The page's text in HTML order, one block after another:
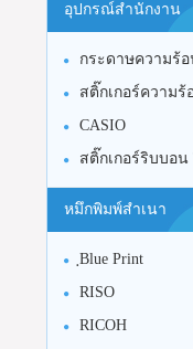
อุปกรณ์สำนักงาน
กระดาษความร้
สติ๊กเกอร์ความร้
CASIO
สติ๊กเกอร์ริบบอน
หมึกพิมพ์สำเนา
ฺBlue Print
RISO
RICOH